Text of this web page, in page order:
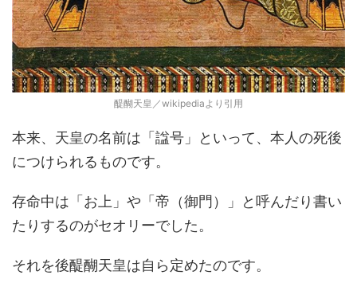
醍醐天皇／wikipediaより引用
本来、天皇の名前は「諡号」といって、本人の死後
につけられるものです。
存命中は「お上」や「帝（御門）」と呼んだり書い
たりするのがセオリーでした。
それを後醍醐天皇は自ら定めたのです。